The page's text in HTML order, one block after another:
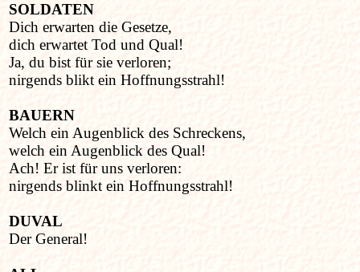
SOLDATEN
Dich erwarten die Gesetze,
dich erwartet Tod und Qual!
Ja, du bist für sie verloren;
nirgends blikt ein Hoffnungsstrahl!
BAUERN
Welch ein Augenblick des Schreckens,
welch ein Augenblick des Qual!
Ach! Er ist für uns verloren:
nirgends blinkt ein Hoffnungsstrahl!
DUVAL
Der General!